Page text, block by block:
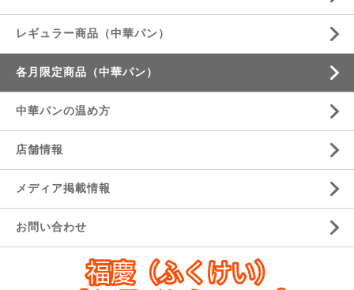
レギュラー商品（中華パン）
各月限定商品（中華パン）
中華パンの温め方
店舗情報
メディア掲載情報
お問い合わせ